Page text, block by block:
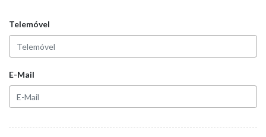
Telemóvel
E-Mail